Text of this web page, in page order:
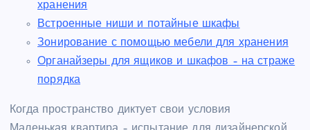
хранения
Встроенные ниши и потайные шкафы
Зонирование с помощью мебели для хранения
Органайзеры для ящиков и шкафов – на страже
порядка
Когда пространство диктует свои условия